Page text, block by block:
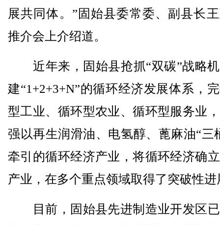
展共同体。”固始县委常委、副县长
推介会上介绍道。
近年来，固始县抢抓“双碳”战略
建“1+2+3+N”的循环经济发展体系，
型工业、循环型农业、循环型服务业
强以再生润滑油、电氢醇、蓖麻油“三
牵引的循环经济产业，将循环经济确
产业，在多个重点领域取得了突破性进
目前，固始县先进制造业开发区